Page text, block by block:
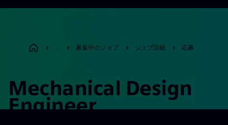
... 募集中のジョブ ジョブ詳細 応募
Mechanical Design
Engineer